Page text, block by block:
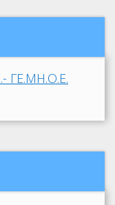
ΓΕ.ΜΗ.Ο.Ε.